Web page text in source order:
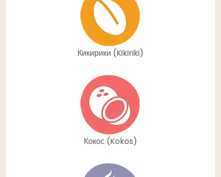
Кикирики (Kikiriki)
Кокос (Kokos)